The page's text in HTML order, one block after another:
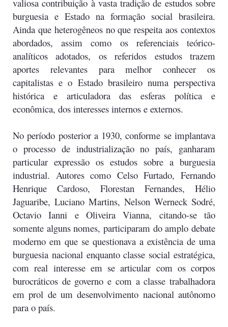
valiosa contribuição à vasta tradição de estudos sobre
burguesia e Estado na formação social brasileira.
Ainda que heterogêneos no que respeita aos contextos
abordados, assim como os referenciais teórico-
analíticos adotados, os referidos estudos trazem
aportes relevantes para melhor conhecer os
capitalistas e o Estado brasileiro numa perspectiva
histórica e articuladora das esferas política e
econômica, dos interesses internos e externos.
No período posterior a 1930, conforme se implantava
o processo de industrialização no país, ganharam
particular expressão os estudos sobre a burguesia
industrial. Autores como Celso Furtado, Fernando
Henrique Cardoso, Florestan Fernandes, Hélio
Jaguaribe, Luciano Martins, Nelson Werneck Sodré,
Octavio Ianni e Oliveira Vianna, citando-se tão
somente alguns nomes, participaram do amplo debate
moderno em que se questionava a existência de uma
burguesia nacional enquanto classe social estratégica,
com real interesse em se articular com os corpos
burocráticos de governo e com a classe trabalhadora
em prol de um desenvolvimento nacional autônomo
para o país.